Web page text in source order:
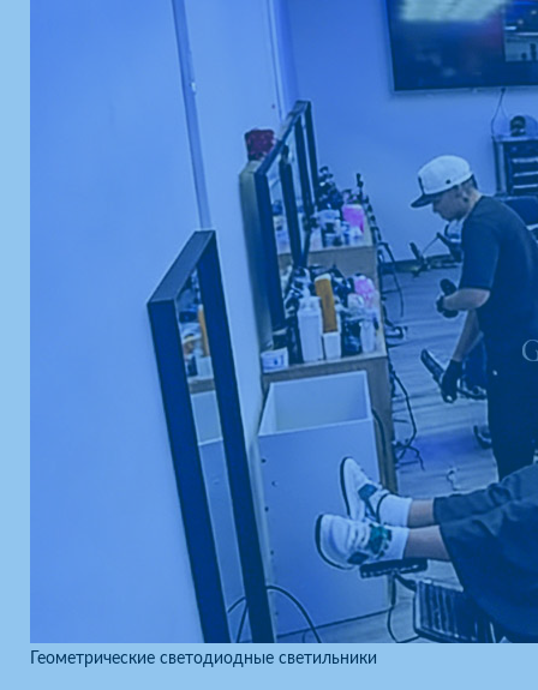
Геометрические светодиодные светильники